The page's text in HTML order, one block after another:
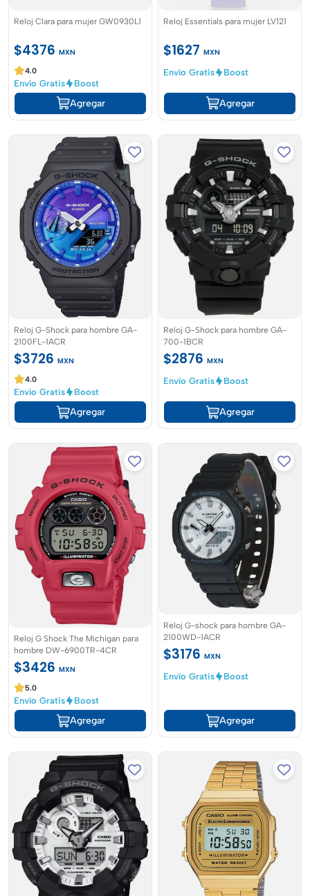
Reloj Clara para mujer GW0930L1
$4376 MXN
4.0
Envío Gratis Boost
Agregar
Reloj Essentials para mujer LV121
$1627 MXN
Envío Gratis
Boost
Agregar
Reloj G-Shock para hombre GA-
2100FL-1ACR
$3726 MXN
4.0
Envío Gratis Boost
Agregar
Reloj G-Shock para hombre GA-
700-1BCR
$2876 MXN
Envío Gratis
Boost
Agregar
Reloj G Shock The Michigan para
hombre DW-6900TR-4CR
$3426 MXN
5.0
Envío Gratis Boost
Agregar
Reloj G-shock para hombre GA-
2100WD-1ACR
$3176 MXN
Envío Gratis
Boost
Agregar